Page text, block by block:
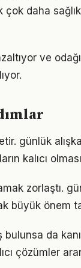
daha
ve odağı
günlük
kalıcı
zorlaştı.
büyük önem
da
çözümler